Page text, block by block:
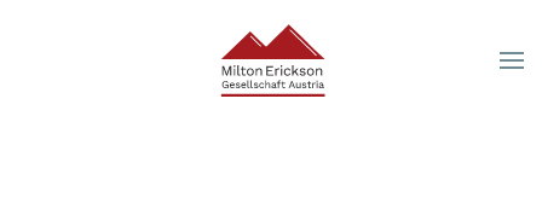
Zum Hauptinhalt springen